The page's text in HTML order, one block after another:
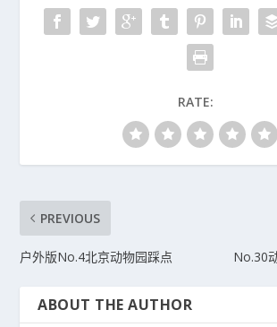
RATE:
PREVIOUS
户外版No.4北京动物园踩点 No.30
ABOUT THE AUTHOR